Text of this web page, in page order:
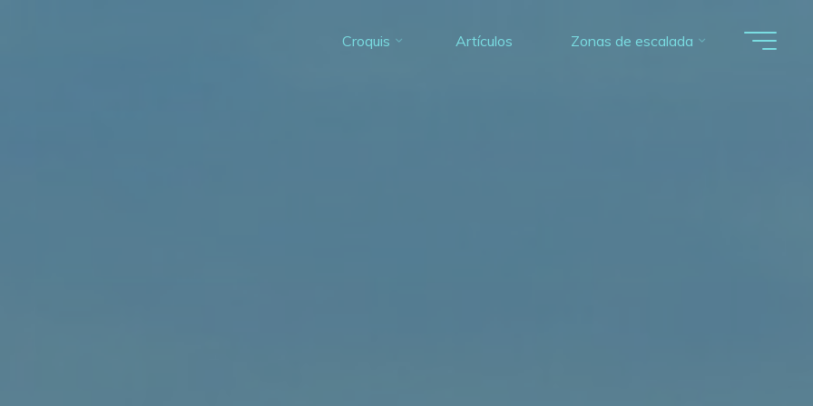
Croquis Artículos Zonas de escalada